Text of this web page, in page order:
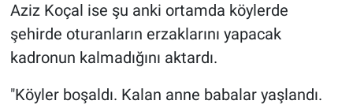
Aziz Koçal ise şu anki ortamda köylerde
şehirde oturanların erzaklarını yapacak
kadronun kalmadığını aktardı.
"Köyler boşaldı. Kalan anne babalar yaşlandı.